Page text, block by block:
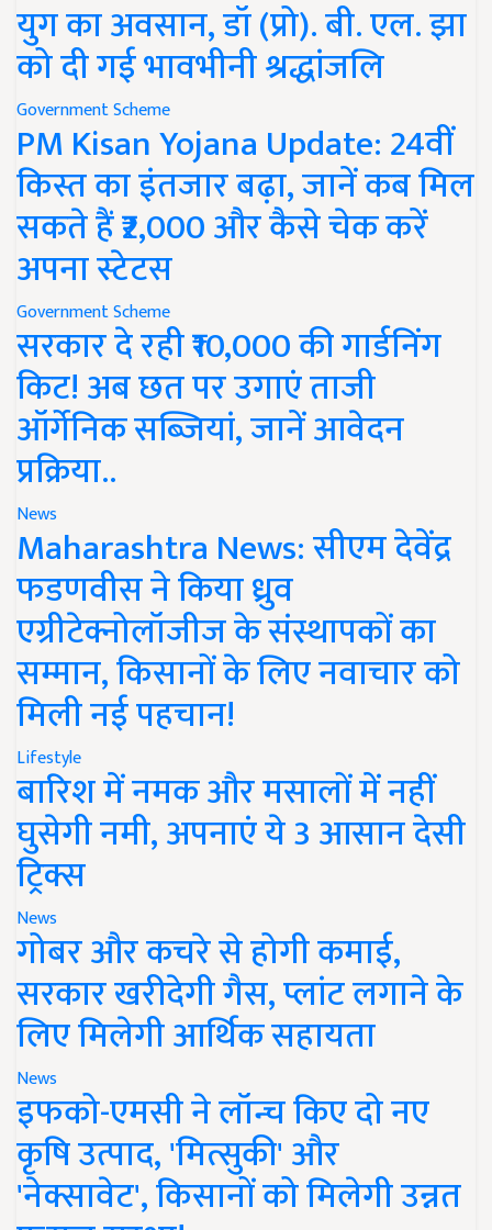
युग का अवसान, डॉ (प्रो). बी. एल. झा
को दी गई भावभीनी श्रद्धांजलि
Government Scheme
PM Kisan Yojana Update: 24वीं
किस्त का इंतजार बढ़ा, जानें कब मिल
सकते हैं ₹2,000 और कैसे चेक करें
अपना स्टेटस
Government Scheme
सरकार दे रही ₹10,000 की गार्डनिंग
किट! अब छत पर उगाएं ताजी
ऑर्गेनिक सब्जियां, जानें आवेदन
प्रक्रिया..
News
Maharashtra News: सीएम देवेंद्र
फडणवीस ने किया ध्रुव
एग्रीटेक्नोलॉजीज के संस्थापकों का
सम्मान, किसानों के लिए नवाचार को
मिली नई पहचान!
Lifestyle
बारिश में नमक और मसालों में नहीं
घुसेगी नमी, अपनाएं ये 3 आसान देसी
ट्रिक्स
News
गोबर और कचरे से होगी कमाई,
सरकार खरीदेगी गैस, प्लांट लगाने के
लिए मिलेगी आर्थिक सहायता
News
इफको-एमसी ने लॉन्च किए दो नए
कृषि उत्पाद, 'मित्सुकी' और
'नेक्सावेट', किसानों को मिलेगी उन्नत